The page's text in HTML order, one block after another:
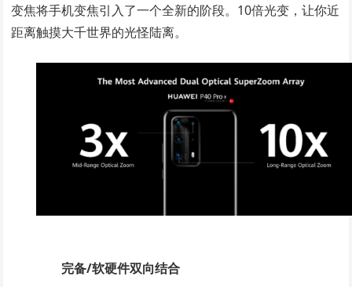
变焦将手机变焦引入了一个全新的阶段。10倍光变，让你近
距离触摸大千世界的光怪陆离。
完备/软硬件双向结合